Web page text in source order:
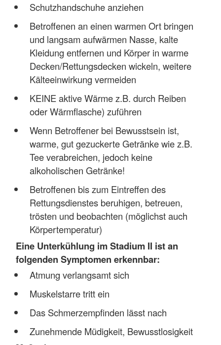
Schutzhandschuhe anziehen
Betroffenen an einen warmen Ort bringen
und langsam aufwärmen Nasse, kalte
Kleidung entfernen und Körper in warme
Decken/Rettungsdecken wickeln, weitere
Kälteeinwirkung vermeiden
KEINE aktive Wärme z.B. durch Reiben
oder Wärmflasche) zuführen
Wenn Betroffener bei Bewusstsein ist,
warme, gut gezuckerte Getränke wie z.B.
Tee verabreichen, jedoch keine
alkoholischen Getränke!
Betroffenen bis zum Eintreffen des
Rettungsdienstes beruhigen, betreuen,
trösten und beobachten (möglichst auch
Körpertemperatur)
Eine Unterkühlung im Stadium II ist an
folgenden Symptomen erkennbar:
Atmung verlangsamt sich
Muskelstarre tritt ein
Das Schmerzempfinden lässt nach
Zunehmende Müdigkeit, Bewusstlosigkeit